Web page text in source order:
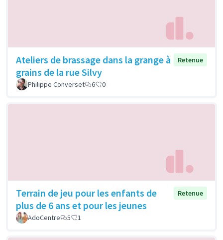
Ateliers de brassage dans la grange à
grains de la rue Silvy
Retenue
Philippe Converset 6 0
Terrain de jeu pour les enfants de
plus de 6 ans et pour les jeunes
Retenue
AdoCentre 5 1